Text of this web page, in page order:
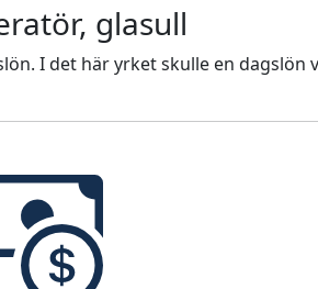
glasull
I det här yrket skulle en dagslön